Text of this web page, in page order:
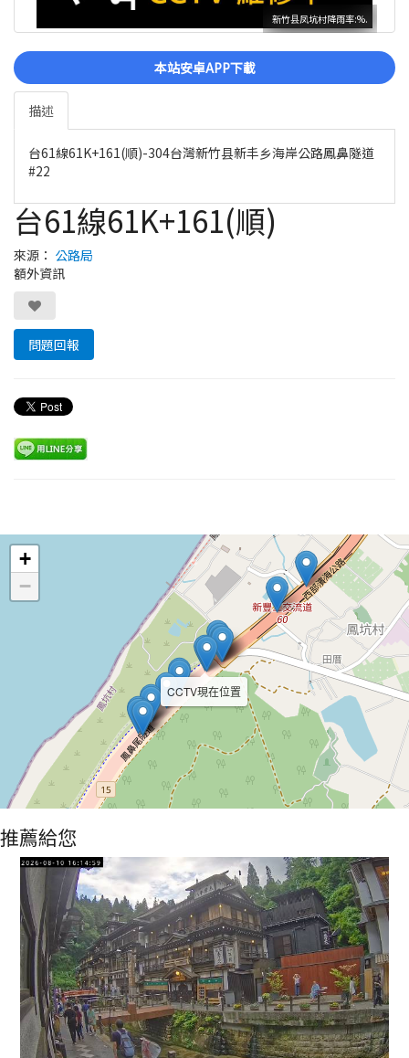
新竹县凤坑村降雨率:%.
本站安卓APP下載
描述
台61線61K+161(順)-304台灣新竹县新丰乡海岸公路鳳鼻隧道
#22
台61線61K+161(順)
來源： 公路局
額外資訊
問題回報
CCTV現在位置
+
−
推薦給您